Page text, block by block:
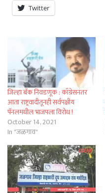
Twitter
जिल्हा बँक निवडणूक : काँग्रेसनंतर
आता राष्ट्रवादीतूनही सर्वपक्षीय
पॅनलमधील भाजपला विरोध !
October 14, 2021
In "जळगाव"